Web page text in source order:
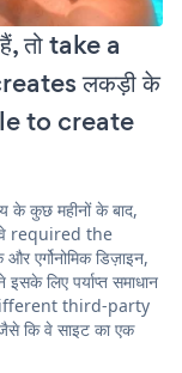
तो take a
लकड़ी के
to create
के कुछ महीनों के बाद,
वे required the
एर्गोनोमिक डिज़ाइन,
लिए पर्याप्त समाधान
different third-party
कि वे साइट का एक